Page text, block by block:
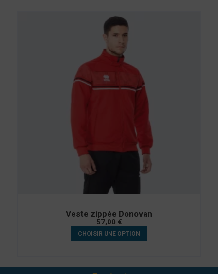
Veste zippée Donovan
57,00 €
CHOISIR UNE OPTION